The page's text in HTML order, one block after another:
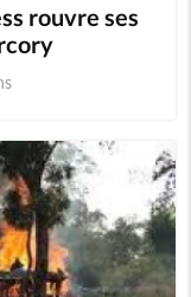
rouvre ses